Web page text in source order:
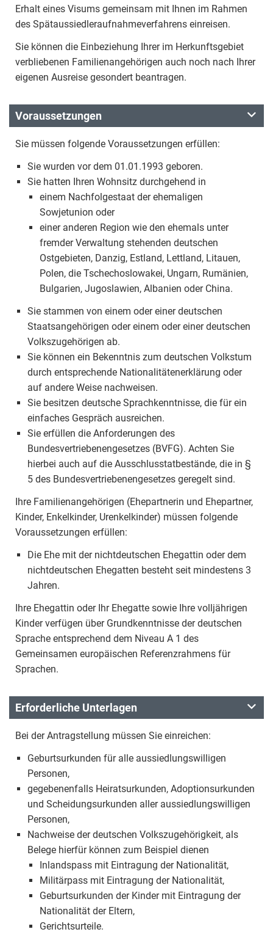
Erhalt eines Visums gemeinsam mit Ihnen im Rahmen
des Spätaussiedleraufnahmeverfahrens einreisen.
Sie können die Einbeziehung Ihrer im Herkunftsgebiet
verbliebenen Familienangehörigen auch noch nach Ihrer
eigenen Ausreise gesondert beantragen.
Voraussetzungen
Sie müssen folgende Voraussetzungen erfüllen:
Sie wurden vor dem 01.01.1993 geboren.
Sie hatten Ihren Wohnsitz durchgehend in
einem Nachfolgestaat der ehemaligen
Sowjetunion oder
einer anderen Region wie den ehemals unter
fremder Verwaltung stehenden deutschen
Ostgebieten, Danzig, Estland, Lettland, Litauen,
Polen, die Tschechoslowakei, Ungarn, Rumänien,
Bulgarien, Jugoslawien, Albanien oder China.
Sie stammen von einem oder einer deutschen
Staatsangehörigen oder einem oder einer deutschen
Volkszugehörigen ab.
Sie können ein Bekenntnis zum deutschen Volkstum
durch entsprechende Nationalitätenerklärung oder
auf andere Weise nachweisen.
Sie besitzen deutsche Sprachkenntnisse, die für ein
einfaches Gespräch ausreichen.
Sie erfüllen die Anforderungen des
Bundesvertriebenengesetzes (BVFG). Achten Sie
hierbei auch auf die Ausschlusstatbestände, die in §
5 des Bundesvertriebenengesetzes geregelt sind.
Ihre Familienangehörigen (Ehepartnerin und Ehepartner,
Kinder, Enkelkinder, Urenkelkinder) müssen folgende
Voraussetzungen erfüllen:
Die Ehe mit der nichtdeutschen Ehegattin oder dem
nichtdeutschen Ehegatten besteht seit mindestens 3
Jahren.
Ihre Ehegattin oder Ihr Ehegatte sowie Ihre volljährigen
Kinder verfügen über Grundkenntnisse der deutschen
Sprache entsprechend dem Niveau A 1 des
Gemeinsamen europäischen Referenzrahmens für
Sprachen.
Erforderliche Unterlagen
Bei der Antragstellung müssen Sie einreichen:
Geburtsurkunden für alle aussiedlungswilligen
Personen,
gegebenenfalls Heiratsurkunden, Adoptionsurkunden
und Scheidungsurkunden aller aussiedlungswilligen
Personen,
Nachweise der deutschen Volkszugehörigkeit, als
Belege hierfür können zum Beispiel dienen
Inlandspass mit Eintragung der Nationalität,
Militärpass mit Eintragung der Nationalität,
Geburtsurkunden der Kinder mit Eintragung der
Nationalität der Eltern,
Gerichtsurteile.